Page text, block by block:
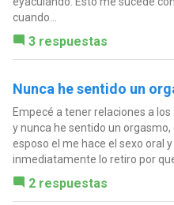
cuando...
3 respuestas
Nunca he sentido un
Empecé a tener relaciones a
y nunca he sentido un
esposo el me hace el sexo oral
inmediatamente lo retiro por
2 respuestas